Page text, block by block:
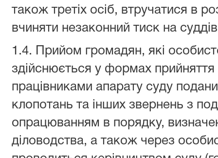
також третіх осіб, втручатися в
вчиняти незаконний тиск на
1.4. Прийом громадян, які
здійснюється у формах
працівниками апарату суду
клопотань та інших звернень з
опрацюванням в порядку,
діловодства, а також через